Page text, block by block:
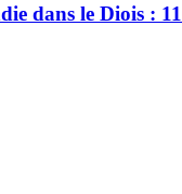
dans le Diois :